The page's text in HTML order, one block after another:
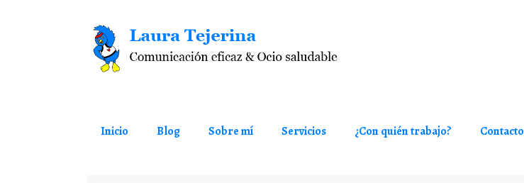
Saltar al contenido
Inicio Blog Sobre mí Servicios ¿Con quién trabajo? Contacto